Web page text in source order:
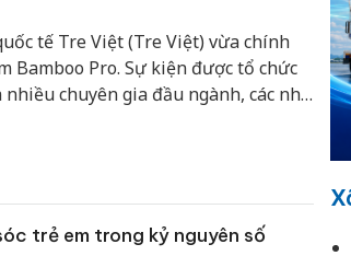
tế Tre Việt (Tre Việt) vừa chính
Bamboo Pro. Sự kiện được tổ chức
chuyên gia đầu ngành, các nhà
trẻ em trong kỷ nguyên số